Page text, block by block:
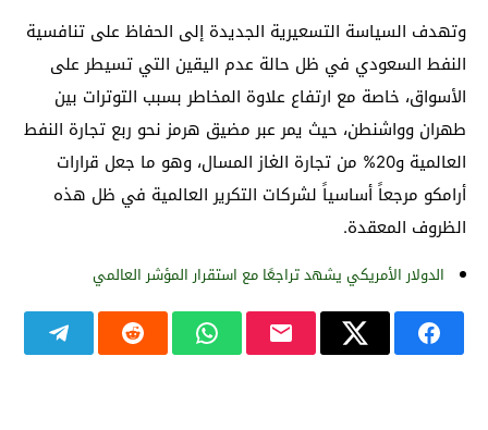
وتهدف السياسة التسعيرية الجديدة إلى الحفاظ على تنافسية
النفط السعودي في ظل حالة عدم اليقين التي تسيطر على
الأسواق، خاصة مع ارتفاع علاوة المخاطر بسبب التوترات بين
طهران وواشنطن، حيث يمر عبر مضيق هرمز نحو ربع تجارة النفط
العالمية و20% من تجارة الغاز المسال، وهو ما جعل قرارات
أرامكو مرجعاً أساسياً لشركات التكرير العالمية في ظل هذه
الظروف المعقدة.
الدولار الأمريكي يشهد تراجعًا مع استقرار المؤشر العالمي